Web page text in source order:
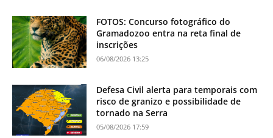
FOTOS: Concurso fotográfico do
Gramadozoo entra na reta final de
inscrições
06/08/2026 13:25
Defesa Civil alerta para temporais com
risco de granizo e possibilidade de
tornado na Serra
05/08/2026 17:59